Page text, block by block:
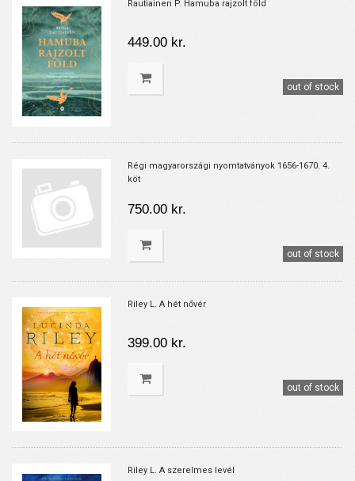
Rautiainen P. Hamuba rajzolt föld
449.00 kr.
out of stock
Régi magyarországi nyomtatványok 1656-1670. 4.
köt
750.00 kr.
out of stock
Riley L. A hét nővér
399.00 kr.
out of stock
Riley L. A szerelmes levél